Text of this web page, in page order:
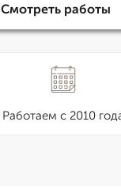
Смотреть работы
Работаем с 2010